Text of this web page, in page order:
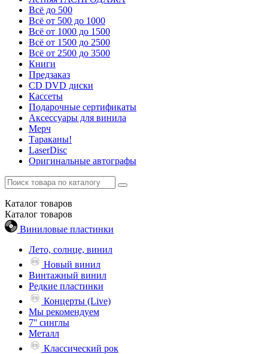
Всё до 500
Всё от 500 до 1000
Всё от 1000 до 1500
Всё от 1500 до 2500
Всё от 2500 до 3500
Книги
Предзаказ
CD DVD диски
Кассеты
Подарочные сертификаты
Аксессуары для винила
Мерч
Тараканы!
LaserDisc
Оригинальные автографы
Каталог товаров
Каталог товаров
Виниловые пластинки
Лето, солнце, винил
Новый винил
Винтажный винил
Редкие пластинки
Концерты (Live)
Мы рекомендуем
7'' синглы
Металл
Классический рок